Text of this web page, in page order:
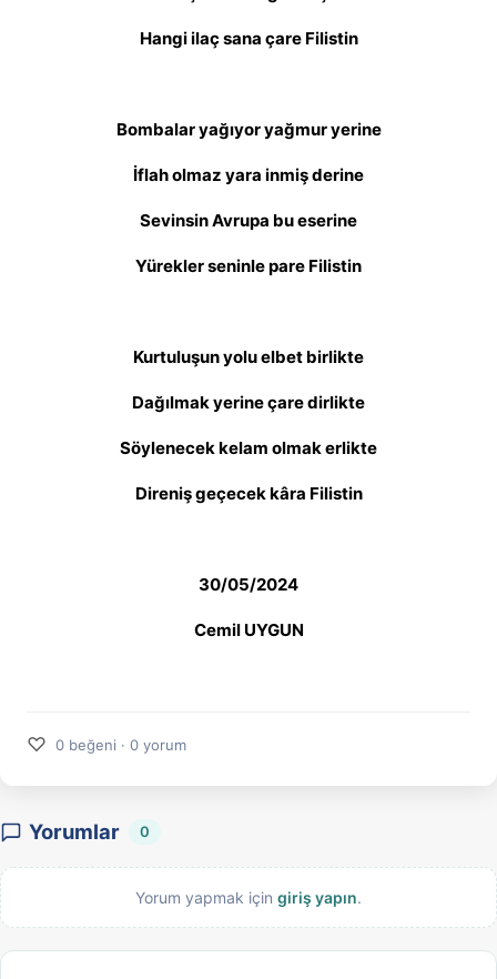
Hangi ilaç sana çare Filistin
Bombalar yağıyor yağmur yerine
İflah olmaz yara inmiş derine
Sevinsin Avrupa bu eserine
Yürekler seninle pare Filistin
Kurtuluşun yolu elbet birlikte
Dağılmak yerine çare dirlikte
Söylenecek kelam olmak erlikte
Direniş geçecek kâra Filistin
30/05/2024
Cemil UYGUN
♡ 0 beğeni · 0 yorum
Yorumlar 0
Yorum yapmak için giriş yapın.